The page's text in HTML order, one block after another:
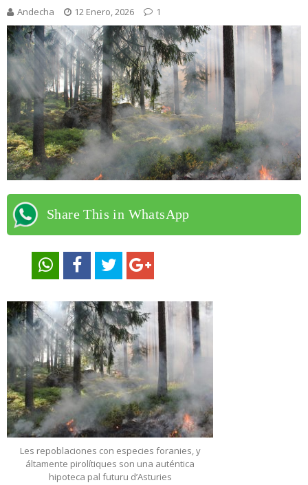
Andecha 12 Enero, 2026 1
Share This in WhatsApp
Les repoblaciones con especies foranies, y
áltamente pirolítiques son una auténtica
hipoteca pal futuru d’Asturies